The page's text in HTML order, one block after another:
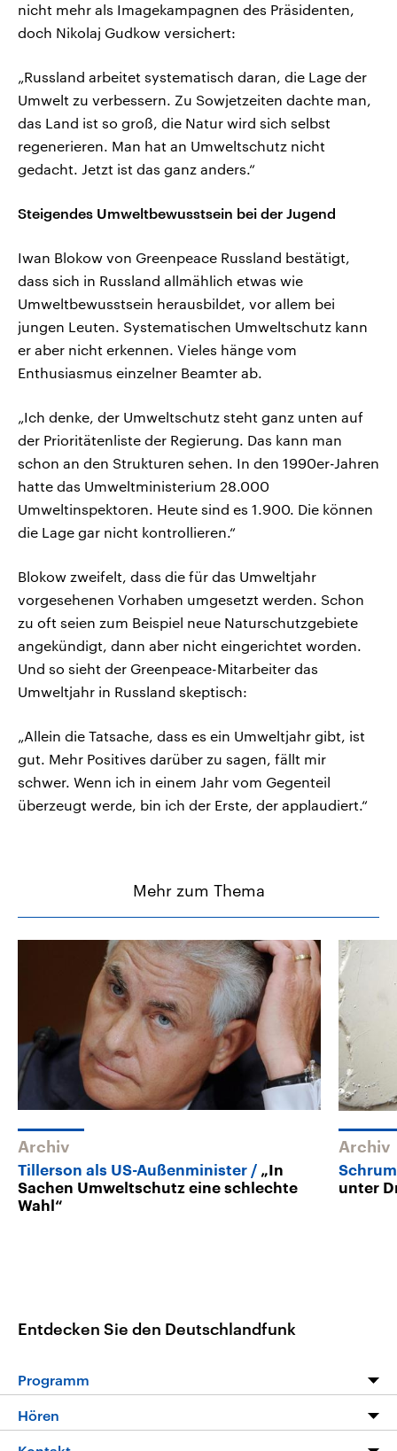
nicht mehr als Imagekampagnen des Präsidenten,
doch Nikolaj Gudkow versichert:
„Russland arbeitet systematisch daran, die Lage der
Umwelt zu verbessern. Zu Sowjetzeiten dachte man,
das Land ist so groß, die Natur wird sich selbst
regenerieren. Man hat an Umweltschutz nicht
gedacht. Jetzt ist das ganz anders.“
Steigendes Umweltbewusstsein bei der Jugend
Iwan Blokow von Greenpeace Russland bestätigt,
dass sich in Russland allmählich etwas wie
Umweltbewusstsein herausbildet, vor allem bei
jungen Leuten. Systematischen Umweltschutz kann
er aber nicht erkennen. Vieles hänge vom
Enthusiasmus einzelner Beamter ab.
„Ich denke, der Umweltschutz steht ganz unten auf
der Prioritätenliste der Regierung. Das kann man
schon an den Strukturen sehen. In den 1990er-Jahren
hatte das Umweltministerium 28.000
Umweltinspektoren. Heute sind es 1.900. Die können
die Lage gar nicht kontrollieren.“
Blokow zweifelt, dass die für das Umweltjahr
vorgesehenen Vorhaben umgesetzt werden. Schon
zu oft seien zum Beispiel neue Naturschutzgebiete
angekündigt, dann aber nicht eingerichtet worden.
Und so sieht der Greenpeace-Mitarbeiter das
Umweltjahr in Russland skeptisch:
„Allein die Tatsache, dass es ein Umweltjahr gibt, ist
gut. Mehr Positives darüber zu sagen, fällt mir
schwer. Wenn ich in einem Jahr vom Gegenteil
überzeugt werde, bin ich der Erste, der applaudiert.“
Mehr zum Thema
Archiv
Tillerson als US-Außenminister
„In
Sachen Umweltschutz eine schlechte
Wahl“
Archiv
unter
Entdecken Sie den Deutschlandfunk
Programm
Programm
Hören
Livestream